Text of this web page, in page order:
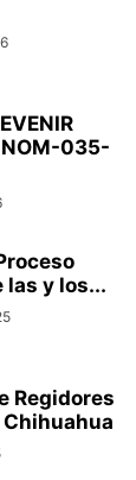
NOM-035-
las y los...
Regidores